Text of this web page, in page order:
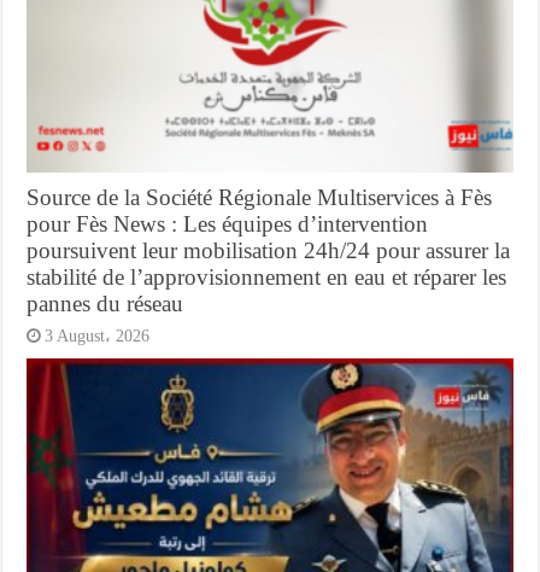
Source de la Société Régionale Multiservices à Fès
pour Fès News : Les équipes d’intervention
poursuivent leur mobilisation 24h/24 pour assurer la
stabilité de l’approvisionnement en eau et réparer les
pannes du réseau
3 August، 2026